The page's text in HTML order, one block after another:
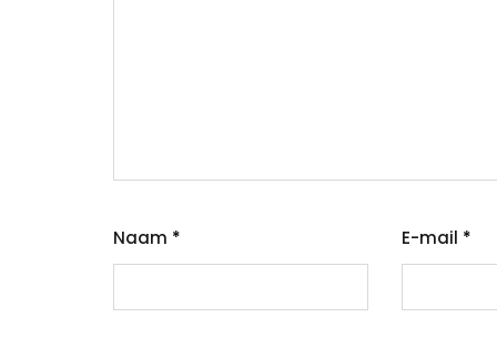
Naam * E-mail *